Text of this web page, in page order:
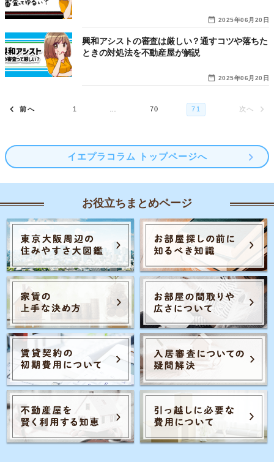
2025年06月20日
2025年06月20日
興和アシストの審査は厳しい？通すコツや落ちた
ときの対処法を不動産屋が解説
Posts navigation 1 … 70
イエプラコラム トップページへ
お役立ちまとめページ